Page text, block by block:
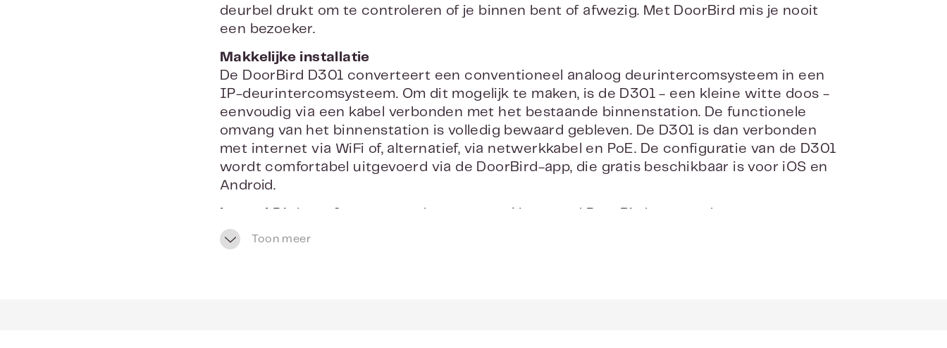
deurbel drukt om te controleren of je binnen bent of afwezig. Met DoorBird mis je nooit
een bezoeker.
Makkelijke installatie
De DoorBird D301 converteert een conventioneel analoog deurintercomsysteem in een
IP-deurintercomsysteem. Om dit mogelijk te maken, is de D301 - een kleine witte doos -
eenvoudig via een kabel verbonden met het bestaande binnenstation. De functionele
omvang van het binnenstation is volledig bewaard gebleven. De D301 is dan verbonden
met internet via WiFi of, alternatief, via netwerkkabel en PoE. De configuratie van de D301
wordt comfortabel uitgevoerd via de DoorBird-app, die gratis beschikbaar is voor iOS en
Android.
Toon meer